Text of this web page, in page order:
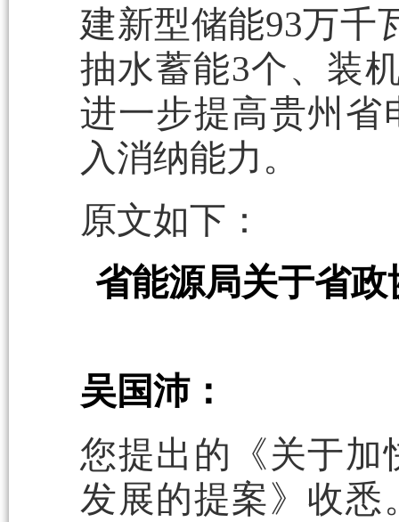
建新型储能93万千
抽水蓄能3个、装
进一步提高贵州省
入消纳能力。
原文如下：
省能源局关于省
吴国沛：
您提出的《关于加
发展的提案》收悉